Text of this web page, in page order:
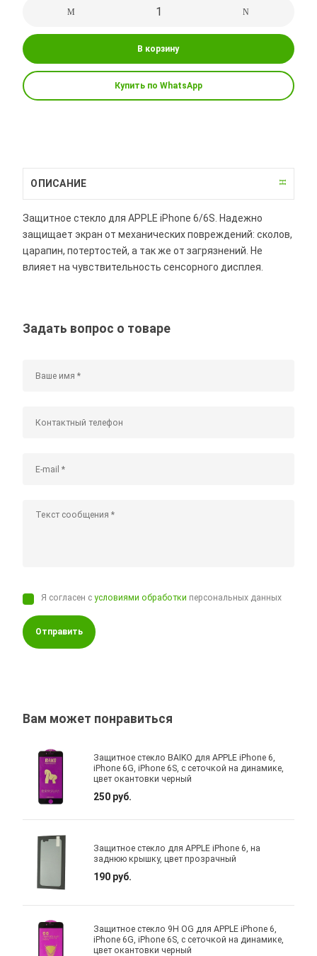
В корзину
Купить по WhatsApp
ОПИСАНИЕ
Защитное стекло для APPLE iPhone 6/6S. Надежно
защищает экран от механических повреждений: сколов,
царапин, потертостей, а так же от загрязнений. Не
влияет на чувствительность сенсорного дисплея.
Задать вопрос о товаре
Я согласен сусловиями обработки персональных данных
Отправить
Вам может понравиться
Защитное стекло BAIKO для APPLE iPhone 6,
iPhone 6G, iPhone 6S, с сеточкой на динамике,
цвет окантовки черный
250 руб.
Защитное стекло для APPLE iPhone 6, на
заднюю крышку, цвет прозрачный
190 руб.
Защитное стекло 9H OG для APPLE iPhone 6,
iPhone 6G, iPhone 6S, с сеточкой на динамике,
цвет окантовки черный